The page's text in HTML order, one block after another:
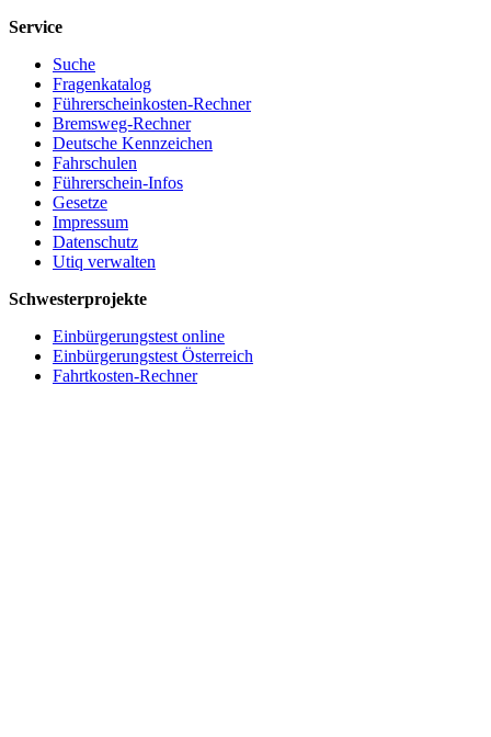
Service
Suche
Fragenkatalog
Führerscheinkosten-Rechner
Bremsweg-Rechner
Deutsche Kennzeichen
Fahrschulen
Führerschein-Infos
Gesetze
Impressum
Datenschutz
Utiq verwalten
Schwesterprojekte
Einbürgerungstest online
Einbürgerungstest Österreich
Fahrtkosten-Rechner